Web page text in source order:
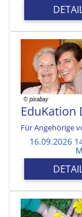
Für Angehörige
16.09.2026